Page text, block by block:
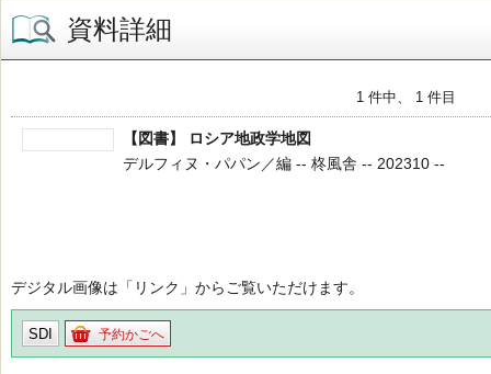
資料詳細
1 件中、 1 件目
【図書】 ロシア地政学地図
デルフィヌ・パパン／編 -- 柊風舎 -- 202310 --
デジタル画像は「リンク」からご覧いただけます。
SDI 予約かごへ